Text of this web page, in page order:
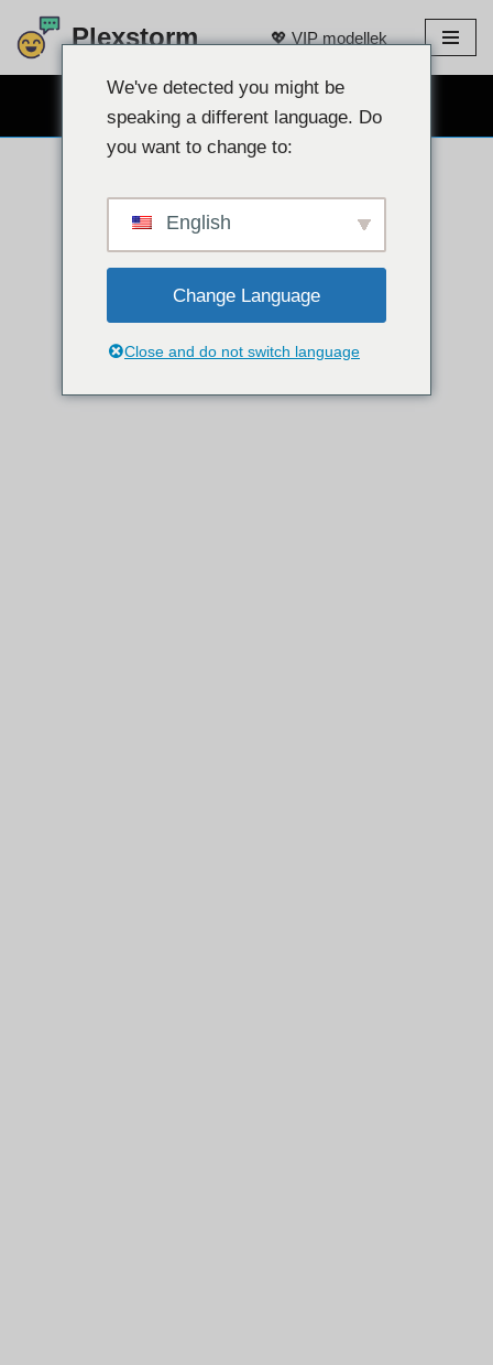
Ugrás
Plexstorm 💖 VIP modellek
We've detected you might be
speaking a different language. Do
you want to change to:
English
Change Language
Close and do not switch language